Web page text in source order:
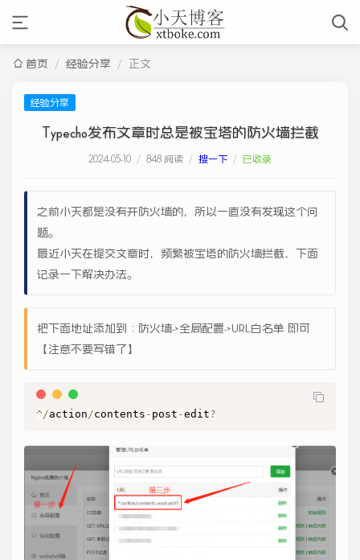
首页 / 经验分享 / 正文
经验分享
Typecho发布文章时总是被宝塔的防火墙拦截
2024-05-10 / 848 阅读 / 搜一下 / 已收录
之前小天都是没有开防火墙的，所以一直没有发现这个问
题。
最近小天在提交文章时，频繁被宝塔的防火墙拦截，下面
记录一下解决办法。
把下面地址添加到：防火墙->全局配置->URL白名单 即可
【注意不要写错了】
^/action/contents - post -edit?